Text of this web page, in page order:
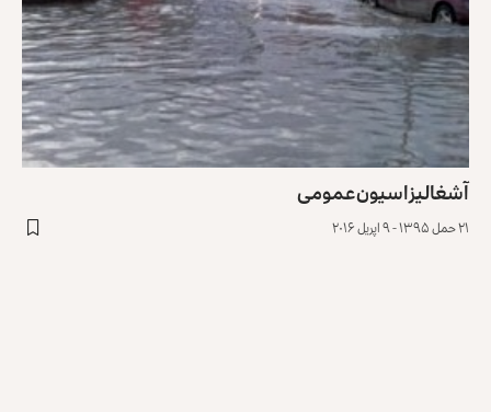
آشغالیزاسیون عمومی
۲۱ حمل ۱۳۹۵ - ۹ اپریل ۲۰۱۶